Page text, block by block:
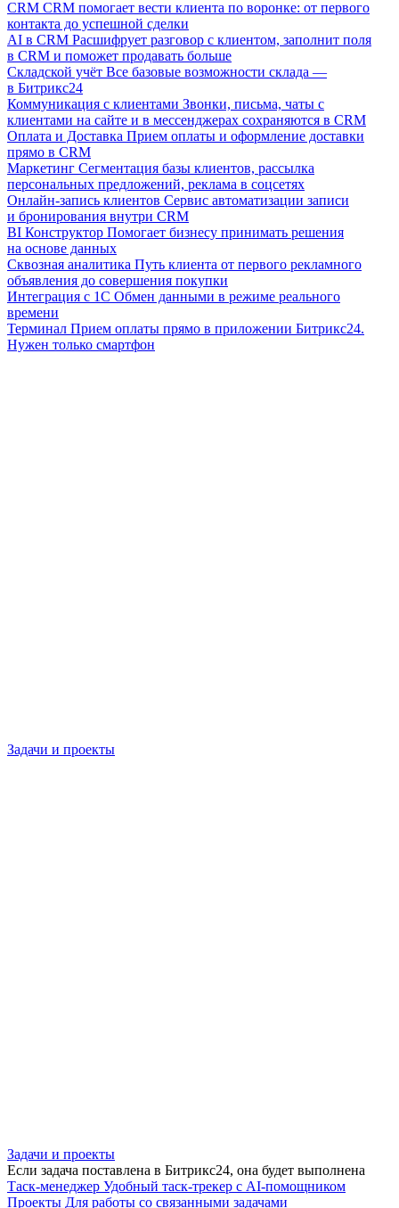
CRM CRM помогает вести клиента по воронке: от первого
контакта до успешной сделки
AI в CRM Расшифрует разговор с клиентом, заполнит поля
в CRM и поможет продавать больше
Складской учёт Все базовые возможности склада —
в Битрикс24
Коммуникация с клиентами Звонки, письма, чаты с
клиентами на сайте и в мессенджерах сохраняются в CRM
Оплата и Доставка Прием оплаты и оформление доставки
прямо в CRM
Маркетинг Сегментация базы клиентов, рассылка
персональных предложений, реклама в соцсетях
Онлайн-запись клиентов Сервис автоматизации записи
и бронирования внутри CRM
BI Конструктор Помогает бизнесу принимать решения
на основе данных
Сквозная аналитика Путь клиента от первого рекламного
объявления до совершения покупки
Интеграция с 1С Обмен данными в режиме реального
времени
Терминал Прием оплаты прямо в приложении Битрикс24.
Нужен только смартфон
Задачи и проекты
Задачи и проекты
Если задача поставлена в Битрикс24, она будет выполнена
Таск-менеджер Удобный таск-трекер с AI-помощником
Проекты Для работы со связанными задачами